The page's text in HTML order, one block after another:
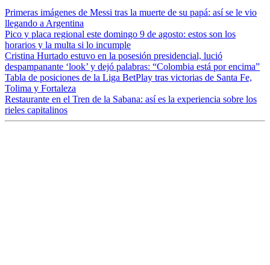
Primeras imágenes de Messi tras la muerte de su papá: así se le vio
llegando a Argentina
Pico y placa regional este domingo 9 de agosto: estos son los
horarios y la multa si lo incumple
Cristina Hurtado estuvo en la posesión presidencial, lució
despampanante ‘look’ y dejó palabras: “Colombia está por encima”
Tabla de posiciones de la Liga BetPlay tras victorias de Santa Fe,
Tolima y Fortaleza
Restaurante en el Tren de la Sabana: así es la experiencia sobre los
rieles capitalinos